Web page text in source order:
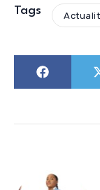
Tags